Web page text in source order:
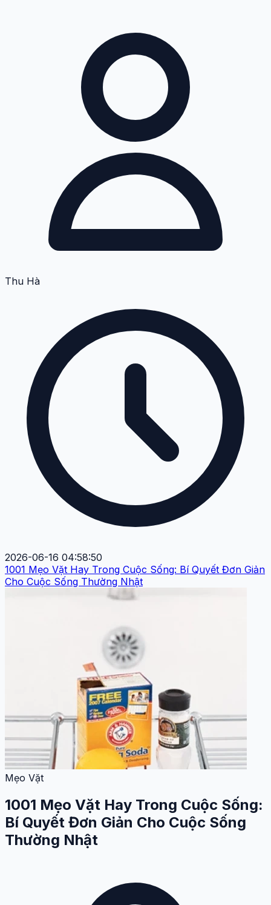
Thu Hà
2026-06-16 04:58:50
1001 Mẹo Vặt Hay Trong Cuộc Sống: Bí Quyết Đơn Giản
Cho Cuộc Sống Thường Nhật
Mẹo Vặt
1001 Mẹo Vặt Hay Trong Cuộc Sống:
Bí Quyết Đơn Giản Cho Cuộc Sống
Thường Nhật